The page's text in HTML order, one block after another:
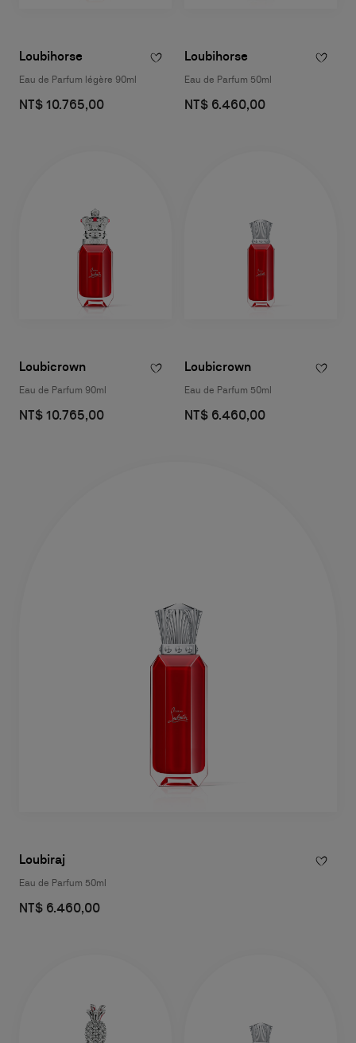
Loubihorse
Eau de Parfum légère 90ml
NT$ 10.765,00
Loubihorse
Eau de Parfum 50ml
NT$ 6.460,00
Loubicrown
Eau de Parfum 90ml
NT$ 10.765,00
Loubicrown
Eau de Parfum 50ml
NT$ 6.460,00
Loubiraj
Eau de Parfum 50ml
NT$ 6.460,00